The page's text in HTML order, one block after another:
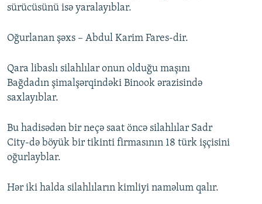
sürücüsünü isə yaralayıblar.
Oğurlanan şəxs – Abdul Karim Fares-dir.
Qara libaslı silahlılar onun olduğu maşını
Bağdadın şimalşərqindəki Binook ərazisində
saxlayıblar.
Bu hadisədən bir neçə saat öncə silahlılar Sadr
City-də böyük bir tikinti firmasının 18 türk işçisini
oğurlayblar.
Hər iki halda silahlıların kimliyi naməlum qalır.